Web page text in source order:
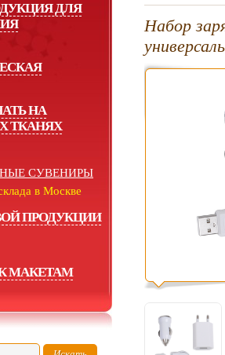
ДЛЯ
НА
ТКАНЯХ
СУВЕНИРЫ
в Москве
ПРОДУКЦИИ
МАКЕТАМ
Набор